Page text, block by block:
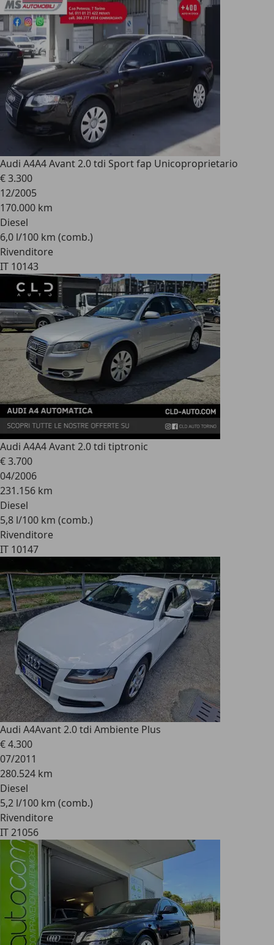
Audi A4A4 Avant 2.0 tdi Sport fap Unicoproprietario
€ 3.300
12/2005
170.000 km
Diesel
6,0 l/100 km (comb.)
Rivenditore
IT 10143
Audi A4A4 Avant 2.0 tdi tiptronic
€ 3.700
04/2006
231.156 km
Diesel
5,8 l/100 km (comb.)
Rivenditore
IT 10147
Audi A4Avant 2.0 tdi Ambiente Plus
€ 4.300
07/2011
280.524 km
Diesel
5,2 l/100 km (comb.)
Rivenditore
IT 21056